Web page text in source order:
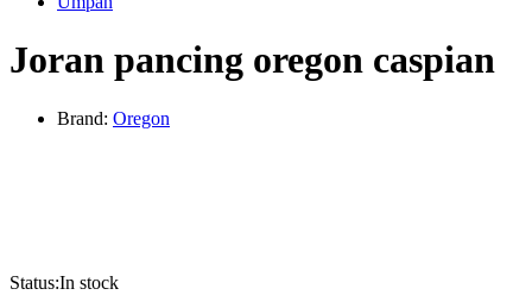
Joran pancing oregon caspian
Brand: Oregon
Status:In stock